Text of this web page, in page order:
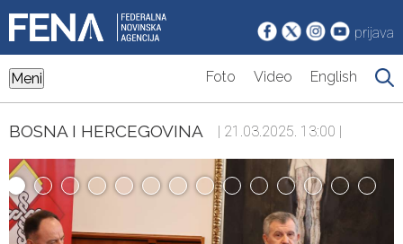
prijava
Meni Foto Video English
BOSNA I HERCEGOVINA | 21.03.2025. 13:00 |